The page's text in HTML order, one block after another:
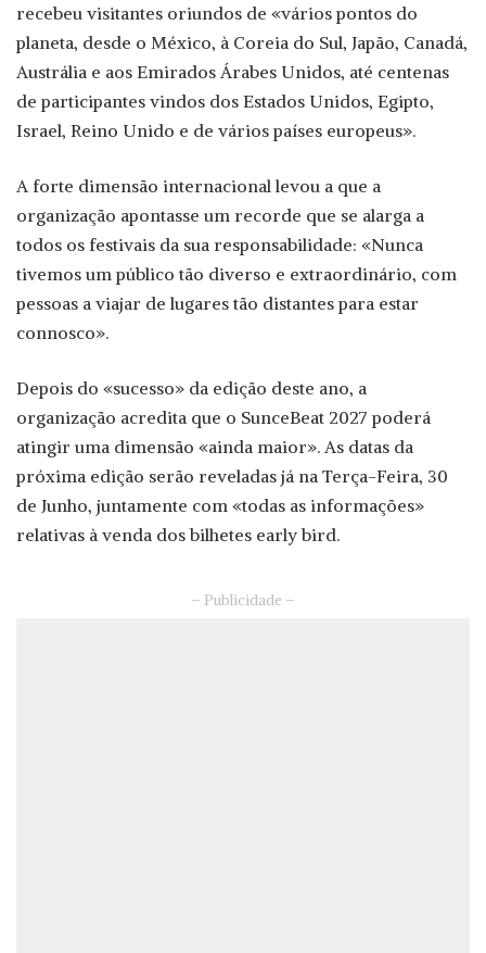
recebeu visitantes oriundos de «vários pontos do
planeta, desde o México, à Coreia do Sul, Japão, Canadá,
Austrália e aos Emirados Árabes Unidos, até centenas
de participantes vindos dos Estados Unidos, Egipto,
Israel, Reino Unido e de vários países europeus».
A forte dimensão internacional levou a que a
organização apontasse um recorde que se alarga a
todos os festivais da sua responsabilidade: «Nunca
tivemos um público tão diverso e extraordinário, com
pessoas a viajar de lugares tão distantes para estar
connosco».
Depois do «sucesso» da edição deste ano, a
organização acredita que o SunceBeat 2027 poderá
atingir uma dimensão «ainda maior». As datas da
próxima edição serão reveladas já na Terça-Feira, 30
de Junho, juntamente com «todas as informações»
relativas à venda dos bilhetes early bird.
– Publicidade –